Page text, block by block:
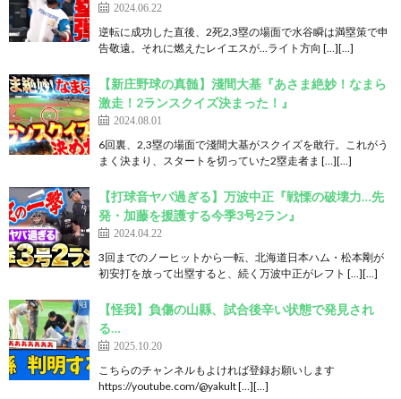
2024.06.22
逆転に成功した直後、2死2,3塁の場面で水谷瞬は満塁策で申
告敬遠。それに燃えたレイエスが…ライト方向 […][…]
【新庄野球の真髄】淺間大基『あさま絶妙！なまら
激走！2ランスクイズ決まった！』
2024.08.01
6回裏、2,3塁の場面で淺間大基がスクイズを敢行。これがう
まく決まり、スタートを切っていた2塁走者ま […][…]
【打球音ヤバ過ぎる】万波中正『戦慄の破壊力…先
発・加藤を援護する今季3号2ラン』
2024.04.22
3回までのノーヒットから一転、北海道日本ハム・松本剛が
初安打を放って出塁すると、続く万波中正がレフト […][…]
【怪我】負傷の山縣、試合後辛い状態で発見され
る…
2025.10.20
こちらのチャンネルもよければ登録お願いします
https://youtube.com/@yakult […][…]